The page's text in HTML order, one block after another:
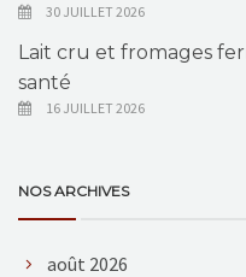
30 JUILLET 2026
Lait cru et fromages
santé
16 JUILLET 2026
NOS ARCHIVES
août 2026